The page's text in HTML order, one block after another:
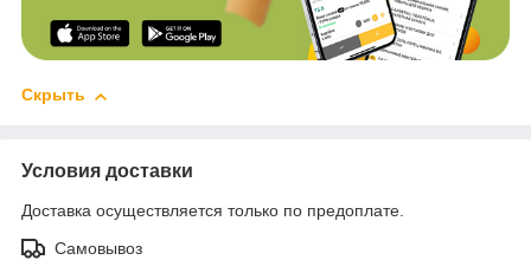
Скрыть
Условия доставки
Доставка осуществляется только по предоплате.
Самовывоз